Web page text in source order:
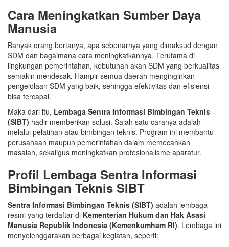
Cara Meningkatkan Sumber Daya
Manusia
Banyak orang bertanya, apa sebenarnya yang dimaksud dengan
SDM dan bagaimana cara meningkatkannya. Terutama di
lingkungan pemerintahan, kebutuhan akan SDM yang berkualitas
semakin mendesak. Hampir semua daerah menginginkan
pengelolaan SDM yang baik, sehingga efektivitas dan efisiensi
bisa tercapai.
Maka dari itu, Lembaga Sentra Informasi Bimbingan Teknis
(SIBT) hadir memberikan solusi. Salah satu caranya adalah
melalui pelatihan atau bimbingan teknis. Program ini membantu
perusahaan maupun pemerintahan dalam memecahkan
masalah, sekaligus meningkatkan profesionalisme aparatur.
Profil Lembaga Sentra Informasi
Bimbingan Teknis SIBT
Sentra Informasi Bimbingan Teknis (SIBT) adalah lembaga
resmi yang terdaftar di Kementerian Hukum dan Hak Asasi
Manusia Republik Indonesia (Kemenkumham RI). Lembaga ini
menyelenggarakan berbagai kegiatan, seperti: